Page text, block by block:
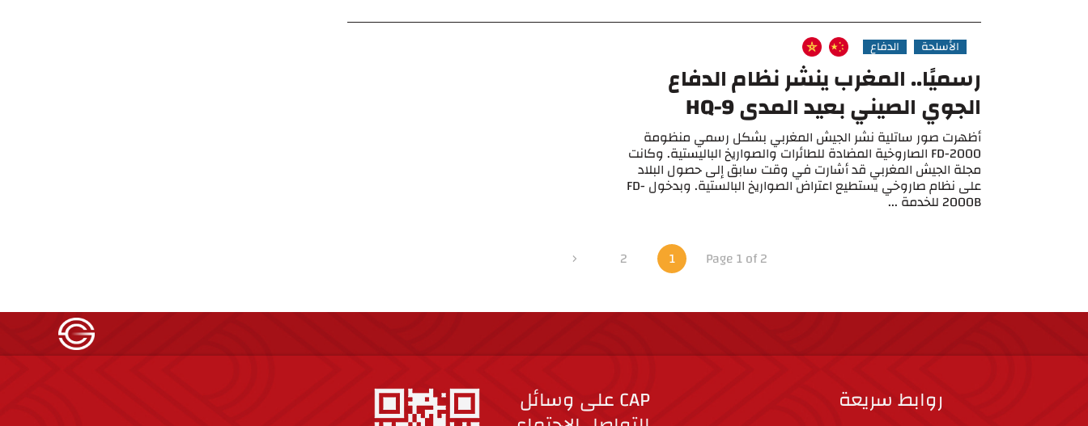
الأسلحة الدفاع
رسميًا.. المغرب ينشر نظام الدفاع
الجوي الصيني بعيد المدى HQ-9
أظهرت صور ساتلية نشر الجيش المغربي بشكل رسمي منظومة
FD-2000 الصاروخية المضادة للطائرات والصواريخ الباليستية. وكانت
مجلة الجيش المغربي قد أشارت في وقت سابق إلى حصول البلاد
على نظام صاروخي يستطيع اعتراض الصواريخ البالستية. وبدخول FD-
2000B للخدمة ...
Page 1 of 2
1
2
روابط سريعة CAP على وسائل